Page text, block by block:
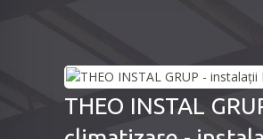
THEO INSTAL